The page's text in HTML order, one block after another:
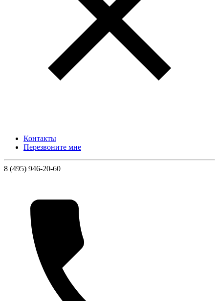
Контакты
Перезвоните мне
8 (495) 946-20-60